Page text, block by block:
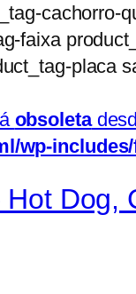
cachorro-
faixa
placa
obsoleta
wp-
Dog,